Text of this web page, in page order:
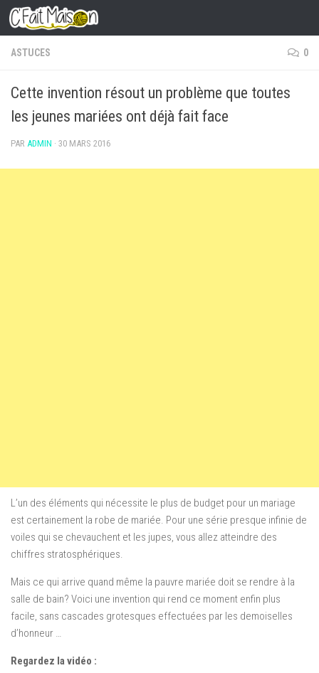
Skip to content
ASTUCES 0
Cette invention résout un problème que toutes
les jeunes mariées ont déjà fait face
PAR ADMIN · 30 MARS 2016
L’un des éléments qui nécessite le plus de budget pour un mariage
est certainement la robe de mariée. Pour une série presque infinie de
voiles qui se chevauchent et les jupes, vous allez atteindre des
chiffres stratosphériques.
Mais ce qui arrive quand même la pauvre mariée doit se rendre à la
salle de bain? Voici une invention qui rend ce moment enfin plus
facile, sans cascades grotesques effectuées par les demoiselles
d’honneur …
Regardez la vidéo :